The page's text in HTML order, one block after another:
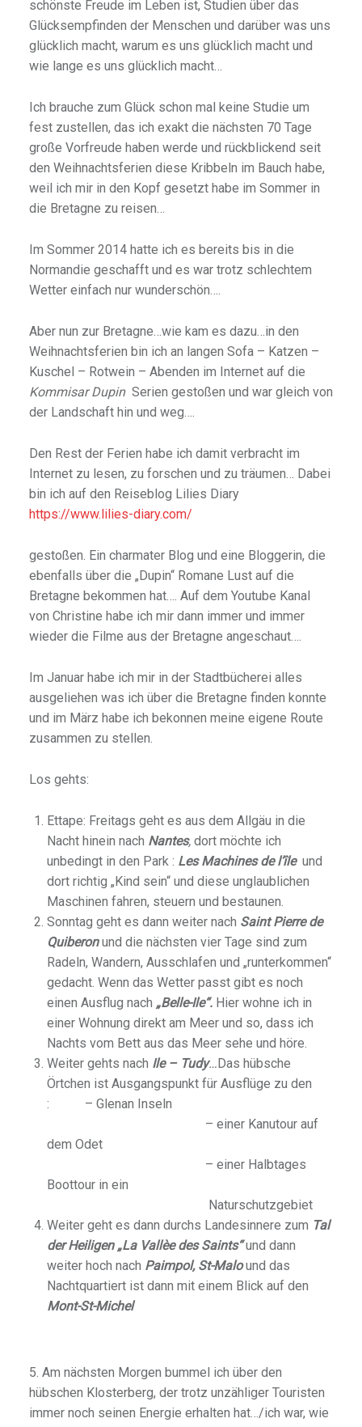
schönste Freude im Leben ist, Studien über das
Glücksempfinden der Menschen und darüber was uns
glücklich macht, warum es uns glücklich macht und
wie lange es uns glücklich macht…
Ich brauche zum Glück schon mal keine Studie um
fest zustellen, das ich exakt die nächsten 70 Tage
große Vorfreude haben werde und rückblickend seit
den Weihnachtsferien diese Kribbeln im Bauch habe,
weil ich mir in den Kopf gesetzt habe im Sommer in
die Bretagne zu reisen…
Im Sommer 2014 hatte ich es bereits bis in die
Normandie geschafft und es war trotz schlechtem
Wetter einfach nur wunderschön….
Aber nun zur Bretagne…wie kam es dazu…in den
Weihnachtsferien bin ich an langen Sofa – Katzen –
Kuschel – Rotwein – Abenden im Internet auf die
Kommisar Dupin Serien gestoßen und war gleich von
der Landschaft hin und weg….
Den Rest der Ferien habe ich damit verbracht im
Internet zu lesen, zu forschen und zu träumen… Dabei
bin ich auf den Reiseblog Lilies Diary
https://www.lilies-diary.com/
gestoßen. Ein charmater Blog und eine Bloggerin, die
ebenfalls über die „Dupin“ Romane Lust auf die
Bretagne bekommen hat…. Auf dem Youtube Kanal
von Christine habe ich mir dann immer und immer
wieder die Filme aus der Bretagne angeschaut….
Im Januar habe ich mir in der Stadtbücherei alles
ausgeliehen was ich über die Bretagne finden konnte
und im März habe ich bekonnen meine eigene Route
zusammen zu stellen.
Los gehts:
Ettape: Freitags geht es aus dem Allgäu in die
Nacht hinein nach Nantes, dort möchte ich
unbedingt in den Park : Les Machines de l’îleund
dort richtig „Kind sein“ und diese unglaublichen
Maschinen fahren, steuern und bestaunen.
Sonntag geht es dann weiter nach Saint Pierre de
Quiberonund die nächsten vier Tage sind zum
Radeln, Wandern, Ausschlafen und „runterkommen“
gedacht. Wenn das Wetter passt gibt es noch
einen Ausflug nach „Belle-Ile“. Hier wohne ich in
einer Wohnung direkt am Meer und so, dass ich
Nachts vom Bett aus das Meer sehe und höre.
Weiter gehts nach Ile –Tudy…Das hübsche
Örtchen ist Ausgangspunkt für Ausflüge zu den
: – Glenan Inseln
– einer Kanutour auf
dem Odet
– einer Halbtages
Boottour in ein
Naturschutzgebiet
Weiter geht es dann durchs Landesinnere zum Tal
der Heiligen „La Vallèe des Saints“und dann
weiter hoch nach Paimpol, St-Malound das
Nachtquartiert ist dann mit einem Blick auf den
Mont-St-Michel
5. Am nächsten Morgen bummel ich über den
hübschen Klosterberg, der trotz unzähliger Touristen
immer noch seinen Energie erhalten hat…/ich war, wie